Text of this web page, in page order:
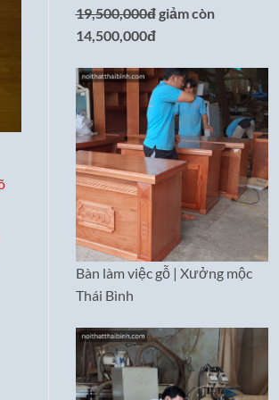
19,500,000đgiảm còn
14,500,000đ
Bàn làm việc gỗ | Xưởng mộc
Thái Bình